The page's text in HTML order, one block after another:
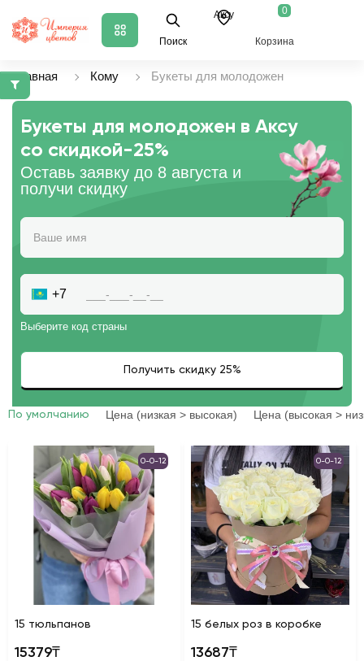
Поиск
Аксу 0
Корзина
Главная Кому Букеты для молодожен
Букеты для молодожен в Аксу
со скидкой-25%
Оставь заявку до 8 августа и
получи скидку
+7
Выберите код страны
По умолчанию Цена (низкая > высокая) Цена (высокая >
0-0-12
15 тюльпанов
15379₸
0-0-12
15 белых роз в коробке
13687₸